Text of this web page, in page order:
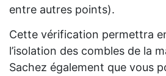
entre autres points).
Cette vérification permettra
l’isolation des combles de la
Sachez également que vous